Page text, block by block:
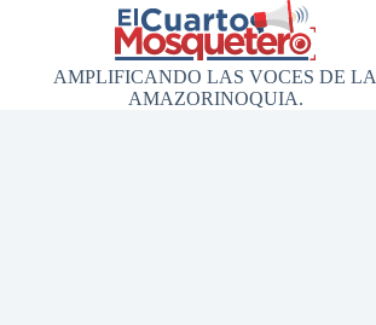
AMPLIFICANDO LAS VOCES DE LA
AMAZORINOQUIA.